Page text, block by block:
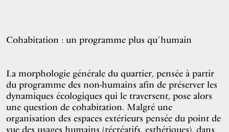
Cohabitation : un programme plus qu’humain
La morphologie générale du quartier, pensée à partir
du programme des non-humains afin de préserver les
dynamiques écologiques qui le traversent, pose alors
une question de cohabitation. Malgré une
organisation des espaces extérieurs pensée du point de
vue des usages humains (récréatifs, esthétiques), dans